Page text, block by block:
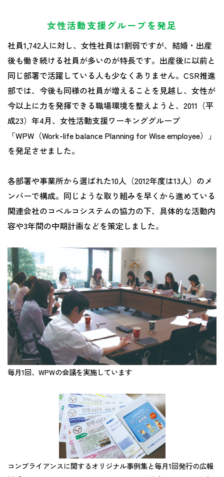
女性活動支援グループを発足
社員1,742人に対し、女性社員は1割弱ですが、結婚・出産
後も働き続ける社員が多いのが特長です。出産後に以前と
同じ部署で活躍している人も少なくありません。CSR推進
部では、今後も同様の社員が増えることを見越し、女性が
今以上に力を発揮できる職場環境を整えようと、2011（平
成23）年4月、女性活動支援ワーキンググループ
「WPW（Work-life balance Planning for Wise employee）」
を発足させました。
各部署や事業所から選ばれた10人（2012年度は13人）のメ
ンバーで構成。同じような取り組みを早くから進めている
関連会社のコベルコシステムの協力の下、具体的な活動内
容や3年間の中期計画などを策定しました。
毎月1回、WPWの会議を実施しています
コンプライアンスに関するオリジナル事例集と毎月1回発行の広報